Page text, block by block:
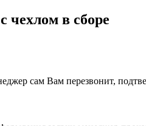
чехлом в сборе
сам Вам перезвонит,